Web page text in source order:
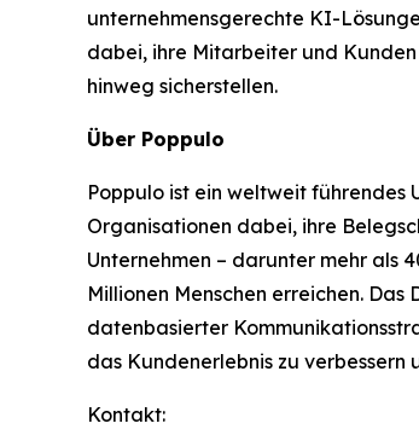
unternehmensgerechte KI-
dabei, ihre Mitarbeiter und
hinweg sicherstellen.
Über Poppulo
Poppulo ist ein weltweit
Organisationen dabei, ihre
Unternehmen – darunter mehr als
Millionen Menschen erreichen.
datenbasierter
das Kundenerlebnis zu
Kontakt: